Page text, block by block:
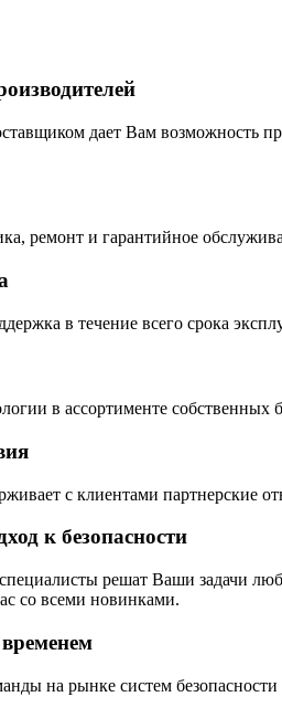
дает Вам возможность
ремонт и гарантийное
в течение всего срока
в ассортименте собственных
с клиентами партнерские
к безопасности
решат Ваши задачи
со всеми новинками.
на рынке систем